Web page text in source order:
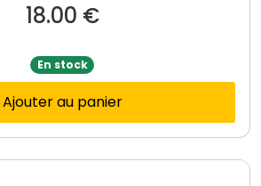
18.00 €
En stock
Ajouter au panier